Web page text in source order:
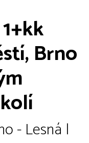
Brno
- Lesná |